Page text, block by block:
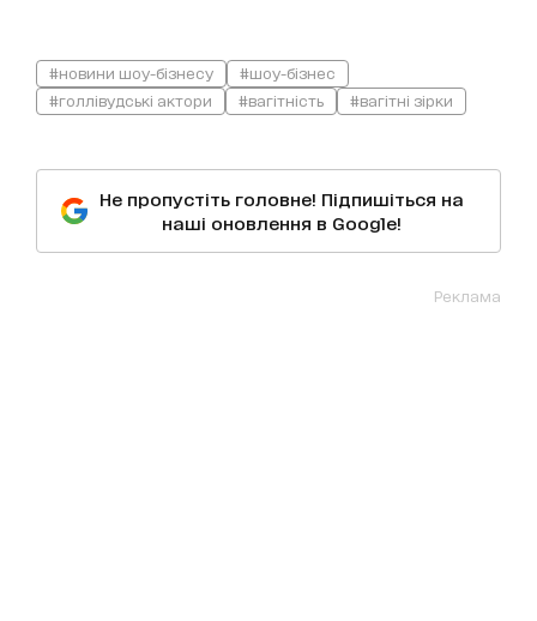
#новини шоу-бізнесу
#шоу-бізнес
#голлівудські актори
#вагітність #вагітні зірки
Не пропустіть головне! Підпишіться на
наші оновлення в Google!
Реклама